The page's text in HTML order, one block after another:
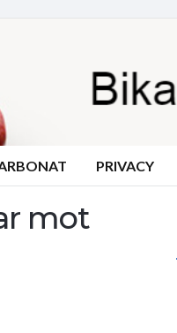
PRIVACY
mot